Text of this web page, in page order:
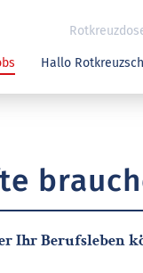
Hallo
Ihr Berufsleben